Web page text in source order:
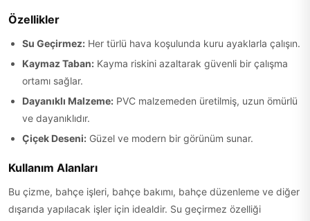
Özellikler
Su Geçirmez: Her türlü hava koşulunda kuru ayaklarla çalışın.
Kaymaz Taban: Kayma riskini azaltarak güvenli bir çalışma
ortamı sağlar.
Dayanıklı Malzeme: PVC malzemeden üretilmiş, uzun ömürlü
ve dayanıklıdır.
Çiçek Deseni: Güzel ve modern bir görünüm sunar.
Kullanım Alanları
Bu çizme, bahçe işleri, bahçe bakımı, bahçe düzenleme ve diğer
dışarıda yapılacak işler için idealdir. Su geçirmez özelliği